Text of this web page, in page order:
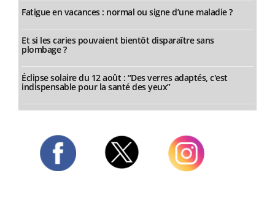
Fatigue en vacances : normal ou signe d’une maladie ?
Et si les caries pouvaient bientôt disparaître sans
plombage ?
Éclipse solaire du 12 août : “Des verres adaptés, c'est
indispensable pour la santé des yeux”